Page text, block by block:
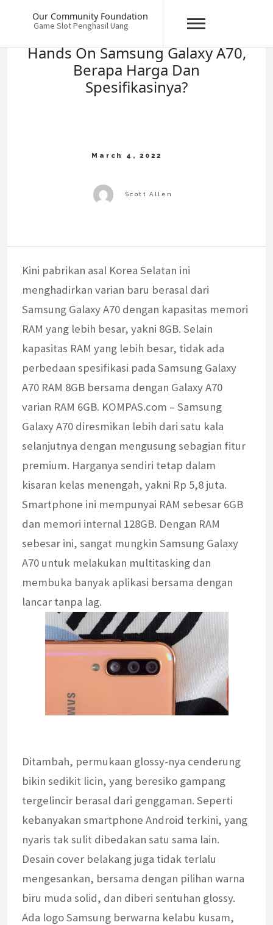
Our Community Foundation
Game Slot Penghasil Uang
Hands On Samsung Galaxy A70,
Berapa Harga Dan
Spesifikasinya?
Kini pabrikan asal Korea Selatan ini
menghadirkan varian baru berasal dari
Samsung Galaxy A70 dengan kapasitas memori
RAM yang lebih besar, yakni 8GB. Selain
kapasitas RAM yang lebih besar, tidak ada
perbedaan spesifikasi pada Samsung Galaxy
A70 RAM 8GB bersama dengan Galaxy A70
varian RAM 6GB. KOMPAS.com – Samsung
Galaxy A70 diresmikan lebih dari satu kala
selanjutnya dengan mengusung sebagian fitur
premium. Harganya sendiri tetap dalam
kisaran kelas menengah, yakni Rp 5,8 juta.
Smartphone ini mempunyai RAM sebesar 6GB
dan memori internal 128GB. Dengan RAM
sebesar ini, sangat mungkin Samsung Galaxy
A70 untuk melakukan multitasking dan
membuka banyak aplikasi bersama dengan
lancar tanpa lag.
Ditambah, permukaan glossy-nya cenderung
bikin sedikit licin, yang beresiko gampang
tergelincir berasal dari genggaman. Seperti
kebanyakan smartphone Android terkini, yang
nyaris tak sulit dibedakan satu sama lain.
Desain cover belakang juga tidak terlalu
mengesankan, bersama dengan pilihan warna
biru muda solid, dan diberi sentuhan glossy.
Ada logo Samsung berwarna kelabu kusam,